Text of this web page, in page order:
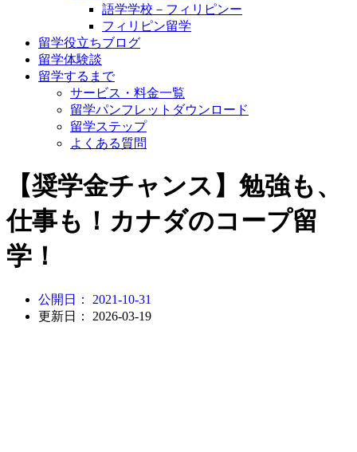
語学学校－フィリピンー
フィリピン留学
留学役立ちブログ
留学体験談
留学するまで
サービス・料金一覧
留学パンフレットダウンロード
留学ステップ
よくある質問
【奨学金チャンス】勉強も、
仕事も！カナダのコープ留
学！
公開日：
2021-10-31
更新日： 2026-03-19